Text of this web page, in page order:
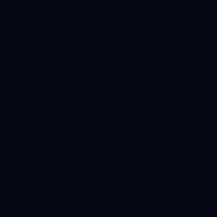
thiết kế này lại hơn
quý ông một cách